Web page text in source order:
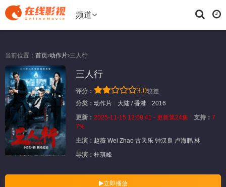
频道
当前位置： 首页 动作片 三人行
三人行
评分： 3.0较差
分类： 动作片 大陆 / 香港
2016
更新： 2025-11-15 12:09:41 - 更新第24集 支持： 7
7%
主演： 赵薇 Wei Zhao 古天乐 钟汉良 卢海鹏 林
导演： 杜琪峰
立即播放